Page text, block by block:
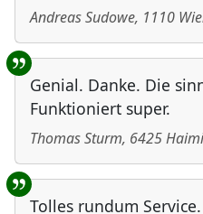
Andreas Sudowe, 1110
Genial. Danke. Die
Funktioniert super.
Thomas Sturm, 6425
Tolles rundum